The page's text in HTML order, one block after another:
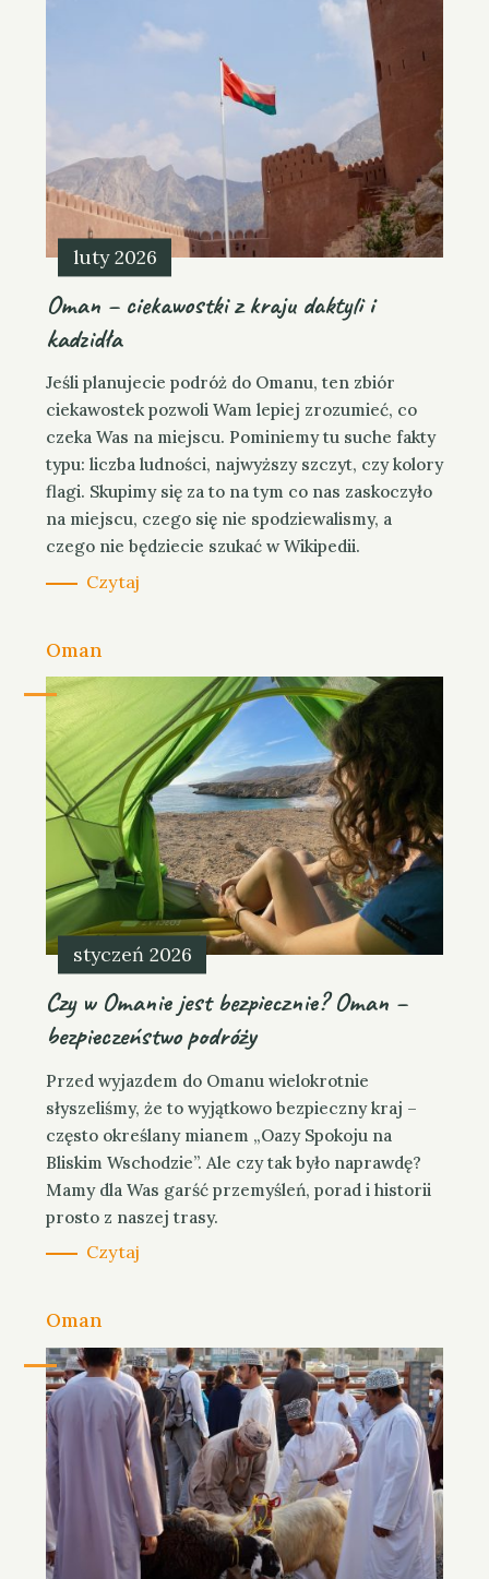
e
s
luty 2026
Oman – ciekawostki z kraju daktyli i
kadzidła
Jeśli planujecie podróż do Omanu, ten zbiór
ciekawostek pozwoli Wam lepiej zrozumieć, co
czeka Was na miejscu. Pominiemy tu suche fakty
typu: liczba ludności, najwyższy szczyt, czy kolory
flagi. Skupimy się za to na tym co nas zaskoczyło
na miejscu, czego się nie spodziewalismy, a
czego nie będziecie szukać w Wikipedii.
Czytaj
C
a
t
e
g
o
r
s
Oman
styczeń 2026
Czy w Omanie jest bezpiecznie? Oman –
bezpieczeństwo podróży
Przed wyjazdem do Omanu wielokrotnie
słyszeliśmy, że to wyjątkowo bezpieczny kraj –
często określany mianem „Oazy Spokoju na
Bliskim Wschodzie”. Ale czy tak było naprawdę?
Mamy dla Was garść przemyśleń, porad i historii
prosto z naszej trasy.
Czytaj
C
a
t
e
g
o
r
i
e
Oman